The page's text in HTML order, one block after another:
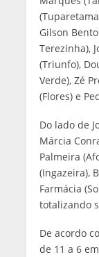
Gilson
Terezinha),
(Triunfo),
Verde), Zé
(Flores) e
Do lado de
Márcia
Palmeira
(Ingazeira),
Farmácia
totalizando
De acordo
de 11 a 6